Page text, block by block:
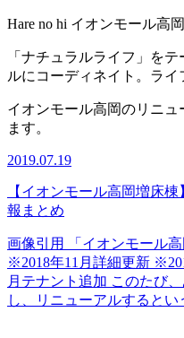
Hare no hi イオンモール高
「ナチュラルライフ」を
ルにコーディネイト。ライ
イオンモール高岡のリニュ
ます。
2019.07.19
【イオンモール高岡増床
報まとめ
画像引用 「イオンモール
※2018年11月詳細更新
月テナント追加 このたび
し、リニューアルするとい